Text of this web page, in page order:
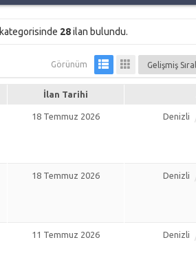
kategorisinde 28ilan bulundu.
Görünüm
İlan Tarihi
18 Temmuz 2026 Denizli
18 Temmuz 2026 Denizli
11 Temmuz 2026 Denizli